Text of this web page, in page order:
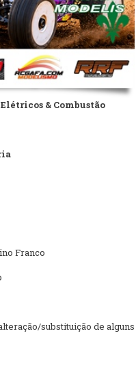
& Combustão
substituição de alguns